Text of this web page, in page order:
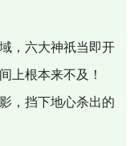
，六大神祇当即开
上根本来不及！
，挡下地心杀出的